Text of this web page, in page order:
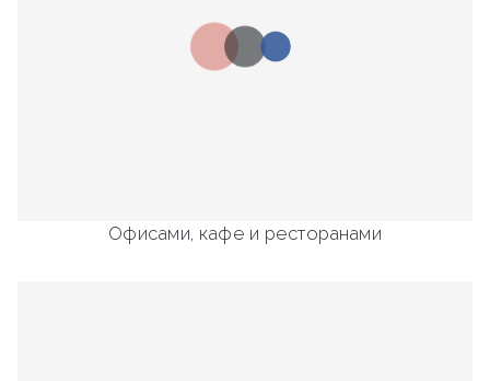
Офисами, кафе и ресторанами